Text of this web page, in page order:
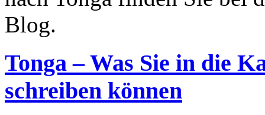
Blog.
Tonga – Was Sie in die
schreiben können